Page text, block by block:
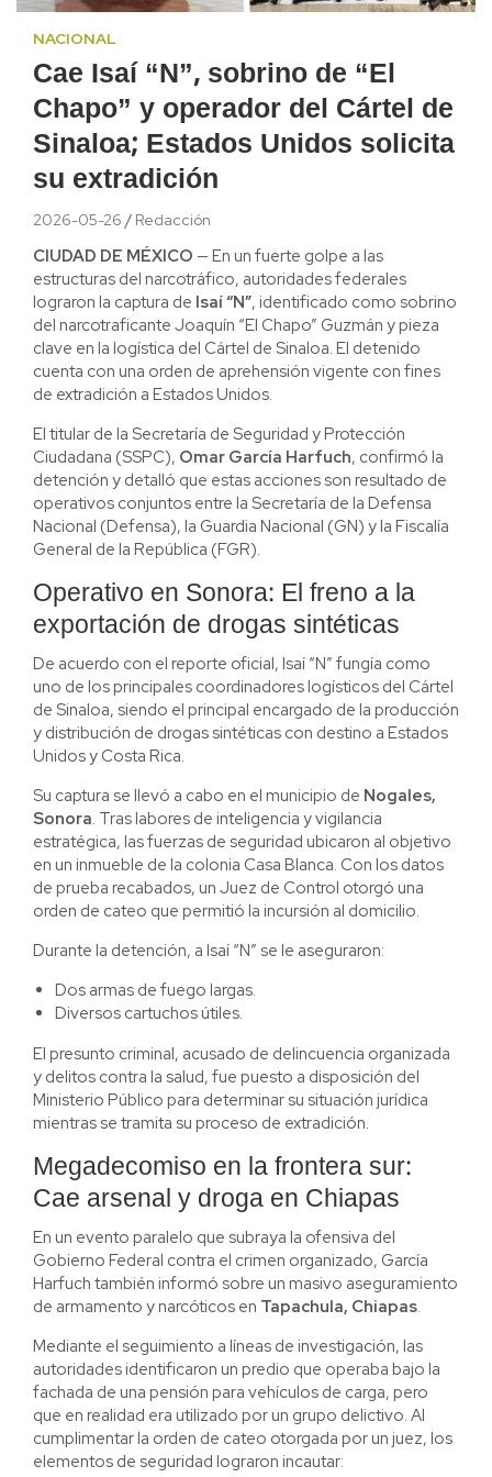
NACIONAL
Cae Isaí “N”, sobrino de “El
Chapo” y operador del Cártel de
Sinaloa; Estados Unidos solicita
su extradición
2026-05-26 Redacción
CIUDAD DE MÉXICO — En un fuerte golpe a las
estructuras del narcotráfico, autoridades federales
lograron la captura de Isaí “N”, identificado como sobrino
del narcotraficante Joaquín “El Chapo” Guzmán y pieza
clave en la logística del Cártel de Sinaloa. El detenido
cuenta con una orden de aprehensión vigente con fines
de extradición a Estados Unidos.
El titular de la Secretaría de Seguridad y Protección
Ciudadana (SSPC), Omar García Harfuch, confirmó la
detención y detalló que estas acciones son resultado de
operativos conjuntos entre la Secretaría de la Defensa
Nacional (Defensa), la Guardia Nacional (GN) y la Fiscalía
General de la República (FGR).
Operativo en Sonora: El freno a la
exportación de drogas sintéticas
De acuerdo con el reporte oficial, Isaí “N” fungía como
uno de los principales coordinadores logísticos del Cártel
de Sinaloa, siendo el principal encargado de la producción
y distribución de drogas sintéticas con destino a Estados
Unidos y Costa Rica.
Su captura se llevó a cabo en el municipio de Nogales,
Sonora. Tras labores de inteligencia y vigilancia
estratégica, las fuerzas de seguridad ubicaron al objetivo
en un inmueble de la colonia Casa Blanca. Con los datos
de prueba recabados, un Juez de Control otorgó una
orden de cateo que permitió la incursión al domicilio.
Durante la detención, a Isaí “N” se le aseguraron:
Dos armas de fuego largas.
Diversos cartuchos útiles.
El presunto criminal, acusado de delincuencia organizada
y delitos contra la salud, fue puesto a disposición del
Ministerio Público para determinar su situación jurídica
mientras se tramita su proceso de extradición.
Megadecomiso en la frontera sur:
Cae arsenal y droga en Chiapas
En un evento paralelo que subraya la ofensiva del
Gobierno Federal contra el crimen organizado, García
Harfuch también informó sobre un masivo aseguramiento
de armamento y narcóticos en Tapachula, Chiapas.
Mediante el seguimiento a líneas de investigación, las
autoridades identificaron un predio que operaba bajo la
fachada de una pensión para vehículos de carga, pero
que en realidad era utilizado por un grupo delictivo. Al
cumplimentar la orden de cateo otorgada por un juez, los
elementos de seguridad lograron incautar: